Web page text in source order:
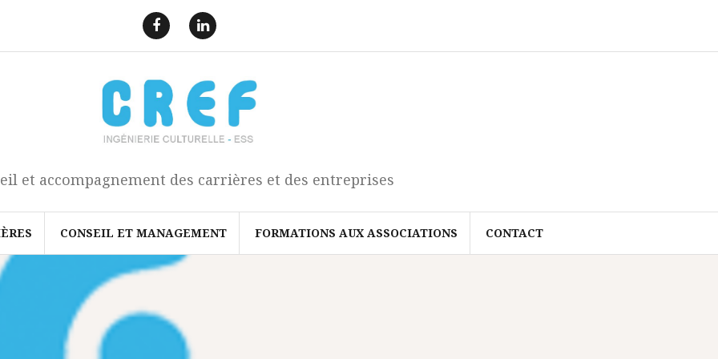
a
c
b
o
k
i
k
e
d
I
n
et accompagnement des carrières et des entreprises
CONSEIL ET MANAGEMENT FORMATIONS AUX ASSOCIATIONS CONTACT